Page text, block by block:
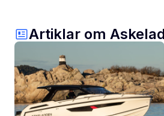
Artiklar om